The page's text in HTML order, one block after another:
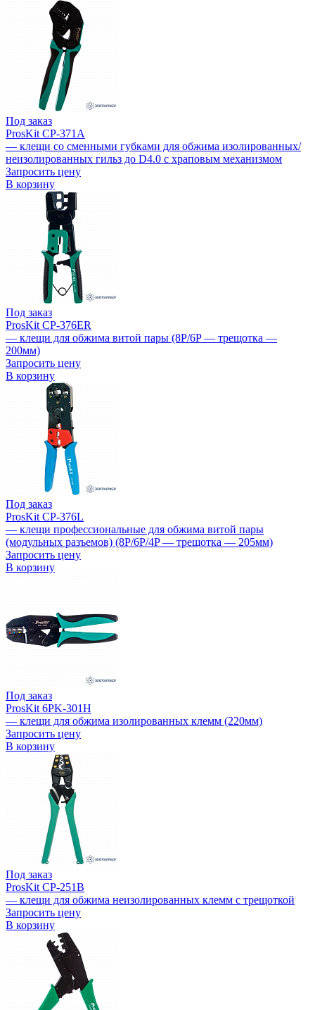
Под заказ
ProsKit CP-371A
— клещи со сменными губками для обжима изолированных/
неизолированных гильз до D4.0 с храповым механизмом
Запросить цену
В корзину
Под заказ
ProsKit CP-376ER
— клещи для обжима витой пары (8P/6P — трещотка —
200мм)
Запросить цену
В корзину
Под заказ
ProsKit CP-376L
— клещи профессиональные для обжима витой пары
(модульных разъемов) (8P/6P/4P — трещотка — 205мм)
Запросить цену
В корзину
Под заказ
ProsKit 6PK-301H
— клещи для обжима изолированных клемм (220мм)
Запросить цену
В корзину
Под заказ
ProsKit CP-251B
— клещи для обжима неизолированных клемм с трещоткой
Запросить цену
В корзину